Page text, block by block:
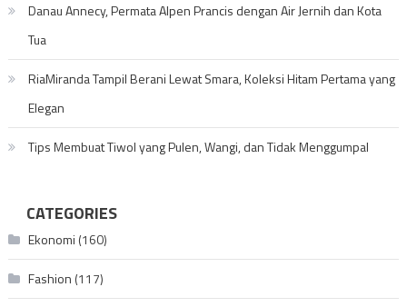
Danau Annecy, Permata Alpen Prancis dengan Air Jernih dan Kota
Tua
RiaMiranda Tampil Berani Lewat Smara, Koleksi Hitam Pertama yang
Elegan
Tips Membuat Tiwol yang Pulen, Wangi, dan Tidak Menggumpal
CATEGORIES
Ekonomi (160)
Fashion (117)